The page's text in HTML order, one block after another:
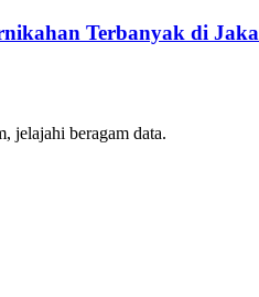
Terbanyak di
jelajahi beragam data.